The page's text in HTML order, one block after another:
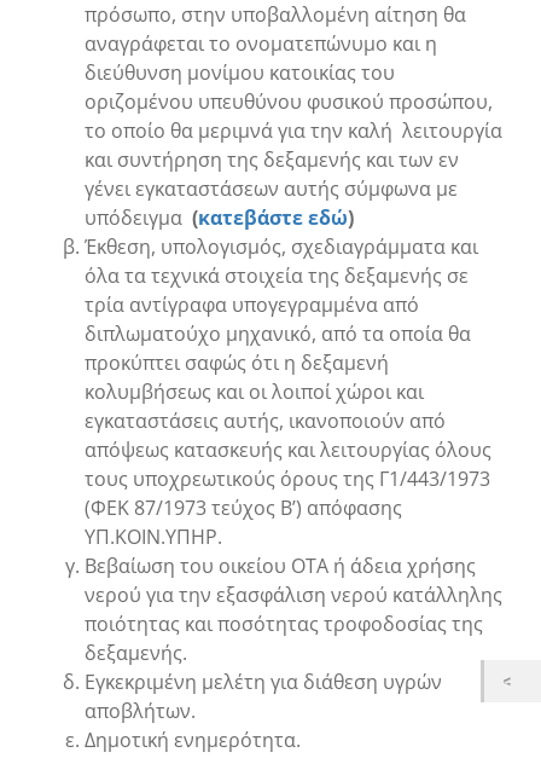
πρόσωπο, στην υποβαλλομένη αίτηση θα
αναγράφεται το ονοματεπώνυμο και η
διεύθυνση μονίμου κατοικίας του
οριζομένου υπευθύνου φυσικού προσώπου,
το οποίο θα μεριμνά για την καλή λειτουργία
και συντήρηση της δεξαμενής και των εν
γένει εγκαταστάσεων αυτής σύμφωνα με
υπόδειγμα (κατεβάστε εδώ)
Έκθεση, υπολογισμός, σχεδιαγράμματα και
όλα τα τεχνικά στοιχεία της δεξαμενής σε
τρία αντίγραφα υπογεγραμμένα από
διπλωματούχο μηχανικό, από τα οποία θα
προκύπτει σαφώς ότι η δεξαμενή
κολυμβήσεως και οι λοιποί χώροι και
εγκαταστάσεις αυτής, ικανοποιούν από
απόψεως κατασκευής και λειτουργίας όλους
τους υποχρεωτικούς όρους της Γ1/443/1973
(ΦΕΚ 87/1973 τεύχος Β’) απόφασης
ΥΠ.ΚΟΙΝ.ΥΠΗΡ.
Βεβαίωση του οικείου ΟΤΑ ή άδεια χρήσης
νερού για την εξασφάλιση νερού κατάλληλης
ποιότητας και ποσότητας τροφοδοσίας της
δεξαμενής.
Εγκεκριμένη μελέτη για διάθεση υγρών
αποβλήτων.
Δημοτική ενημερότητα.